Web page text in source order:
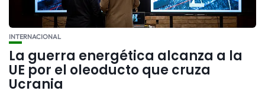
INTERNACIONAL
La guerra energética alcanza a la
UE por el oleoducto que cruza
Ucrania